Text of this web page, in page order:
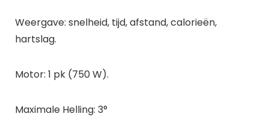
Weergave: snelheid, tijd, afstand, calorieën,
hartslag.
Motor: 1 pk (750 W).
Maximale Helling: 3°